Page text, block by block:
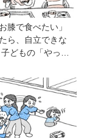
膝で食べたい」
ら、自立できな
どもの「やっ
ンテッソーリ教
エッセイ》vol.7